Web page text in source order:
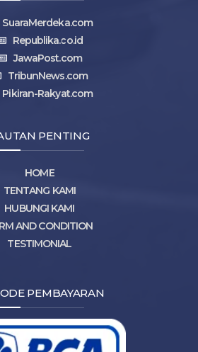
SuaraMerdeka.com
Republika.co.id
JawaPost.com
TribunNews.com
Pikiran-Rakyat.com
PENTING
HOME
TENTANG KAMI
HUBUNGI KAMI
AND CONDITION
TESTIMONIAL
PEMBAYARAN